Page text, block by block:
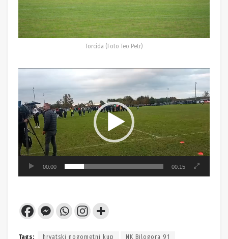
Torcida (Foto Teo Petr)
Reproduktor
videozapisa
00:00 00:15
Tags: hrvatski nogometni kup NK Bilogora 91